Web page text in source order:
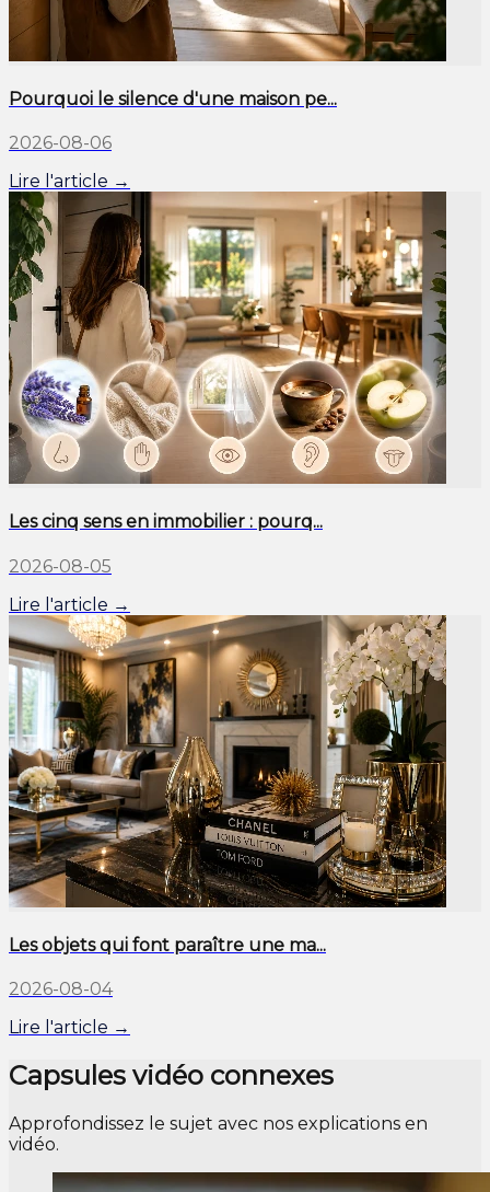
Pourquoi le silence d'une maison pe...
2026-08-06
Lire l'article →
Les cinq sens en immobilier : pourq...
2026-08-05
Lire l'article →
Les objets qui font paraître une ma...
2026-08-04
Lire l'article →
Capsules vidéo connexes
Approfondissez le sujet avec nos explications en
vidéo.